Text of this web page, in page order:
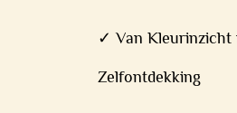
✓ Van Kleurinzicht
Zelfontdekking